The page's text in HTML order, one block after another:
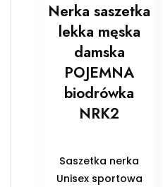
Nerka saszetka
lekka męska
damska
POJEMNA
biodrówka
NRK2
Saszetka nerka
Unisex sportowa